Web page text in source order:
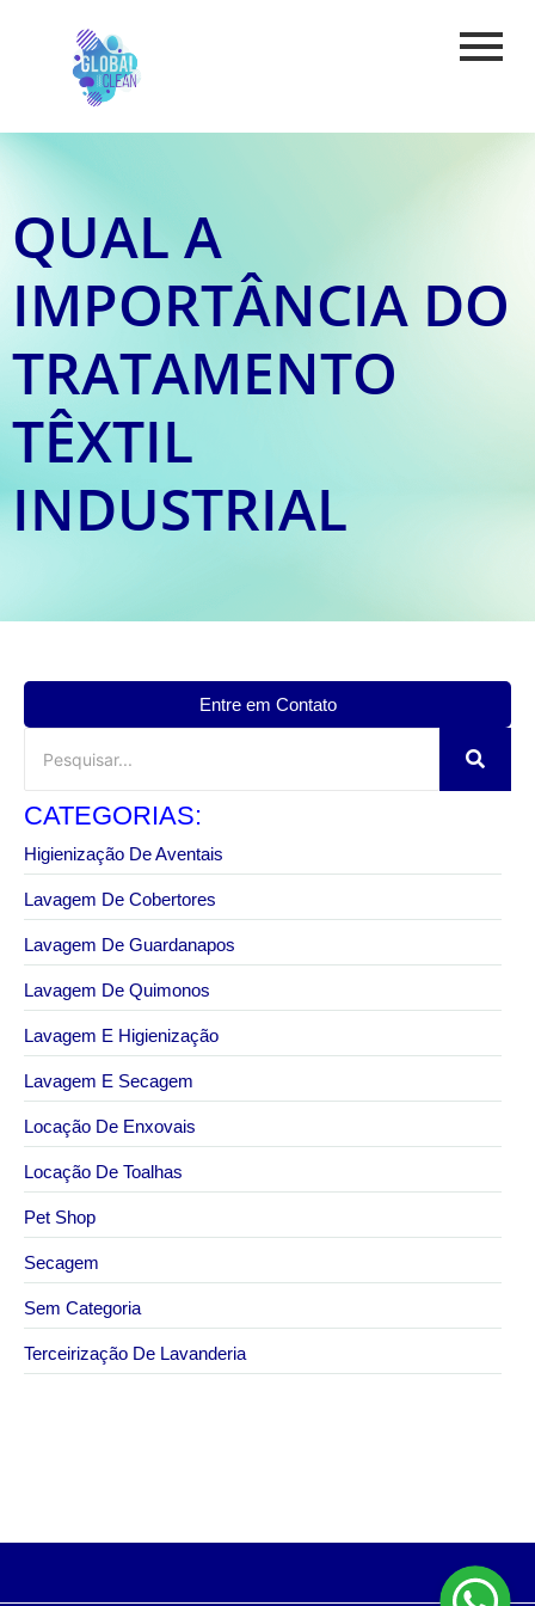
QUAL A
IMPORTÂNCIA DO
TRATAMENTO
TÊXTIL
INDUSTRIAL
Entre em Contato
CATEGORIAS:
Higienização De Aventais
Lavagem De Cobertores
Lavagem De Guardanapos
Lavagem De Quimonos
Lavagem E Higienização
Lavagem E Secagem
Locação De Enxovais
Locação De Toalhas
Pet Shop
Secagem
Sem Categoria
Terceirização De Lavanderia